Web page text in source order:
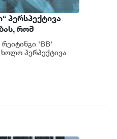
პერსპექტივა
რომ
ტენდენცია
'BB'
პერპექტივა